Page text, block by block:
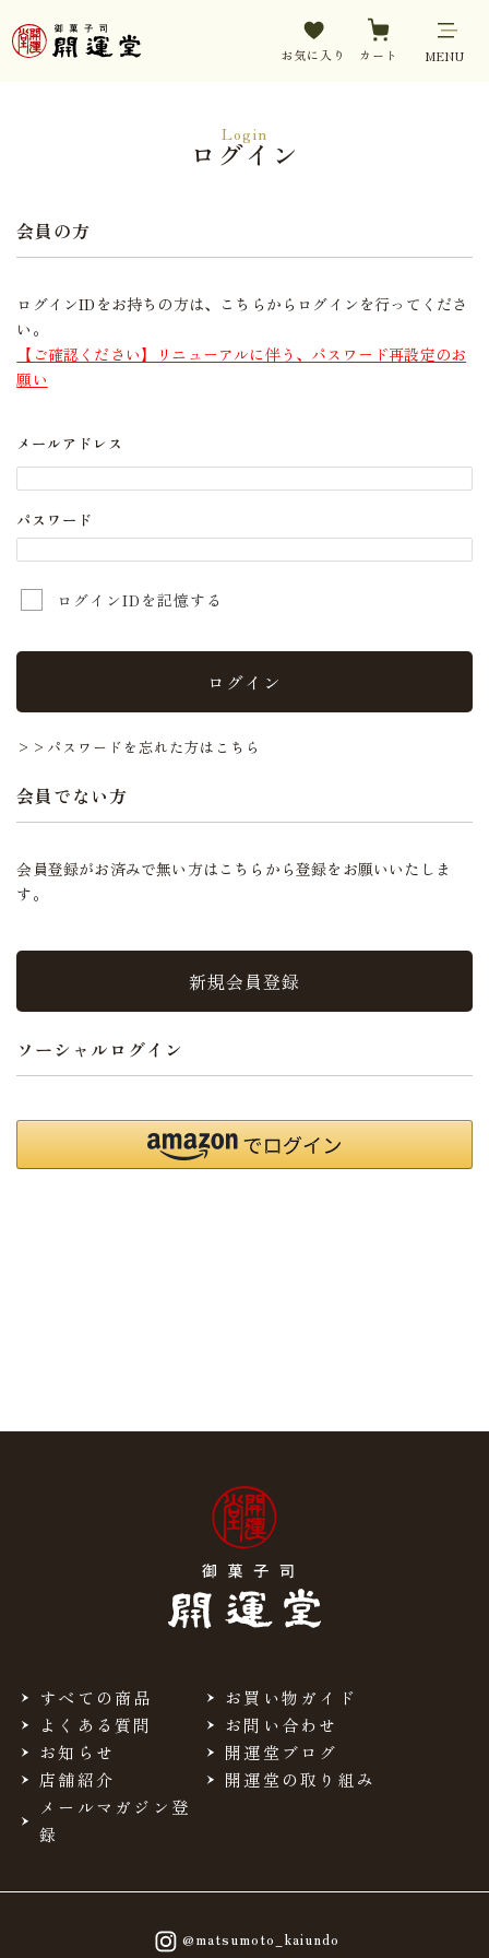
お気に入り カート MENU
Login
ログイン
会員の方
ログインIDをお持ちの方は、こちらからログインを行ってくださ
い。
【ご確認ください】リニューアルに伴う、パスワード再設定のお
願い
メールアドレス
パスワード
ログインIDを記憶する
ログイン
>>パスワードを忘れた方はこちら
会員でない方
会員登録がお済みで無い方はこちらから登録をお願いいたしま
す。
新規会員登録
ソーシャルログイン
すべての商品
お買い物ガイド
よくある質問
お問い合わせ
お知らせ
開運堂ブログ
店舗紹介
開運堂の取り組み
メールマガジン登
録
@matsumoto_kaiundo